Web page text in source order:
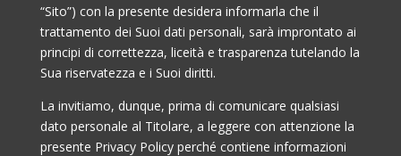
“Sito”) con la presente desidera informarla che il
trattamento dei Suoi dati personali, sarà improntato ai
principi di correttezza, liceità e trasparenza tutelando la
Sua riservatezza e i Suoi diritti.
La invitiamo, dunque, prima di comunicare qualsiasi
dato personale al Titolare, a leggere con attenzione la
presente Privacy Policy perché contiene informazioni